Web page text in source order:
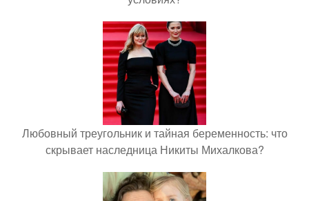
Любовный треугольник и тайная беременность: что
скрывает наследница Никиты Михалкова?